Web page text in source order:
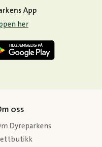
App
her
oss
Dyreparkens